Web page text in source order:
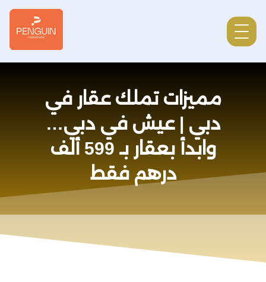
مميزات تملك عقار في
دبي | عيش في دبي…
وابدأ بعقار بـ 599 ألف
درهم فقط